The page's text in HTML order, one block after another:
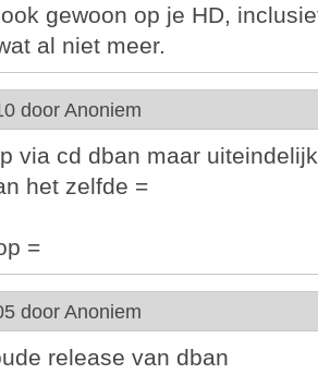
gewoon op je HD,
al niet meer.
door Anoniem
via cd dban maar
het zelfde =
=
door Anoniem
release van dban